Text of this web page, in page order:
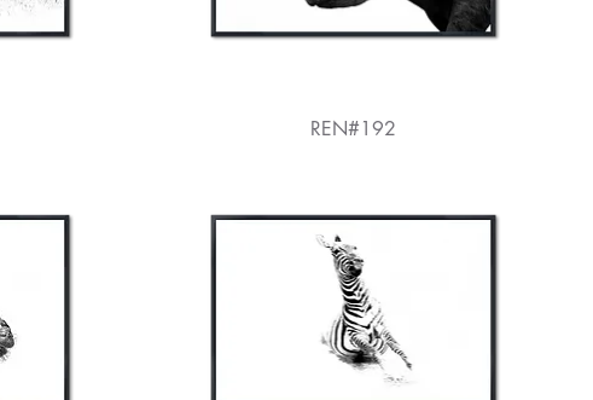
REN#192